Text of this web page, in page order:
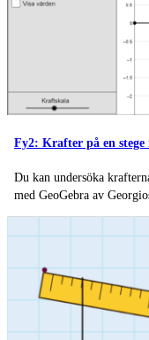
Fy2: Krafter på en
Du kan undersöka
med Geo­Ge­bra av